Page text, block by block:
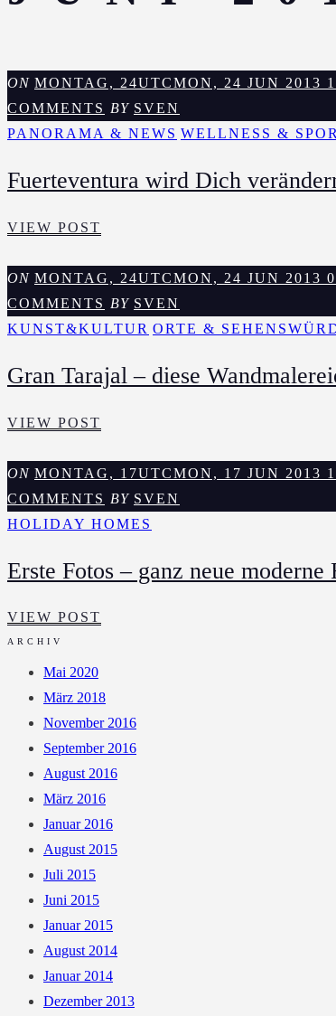
ON MONTAG, 24UTCMON, 24 JUN 2013
COMMENTS BY SVEN
PANORAMA & NEWS WELLNESS &
Fuerteventura wird Dich
VIEW POST
DICH
VERÄNDERN.
SO
SO.
ON MONTAG, 24UTCMON, 24 JUN 2013
COMMENTS BY SVEN
KUNST&KULTUR ORTE &
Gran Tarajal – diese
VIEW POST
–
DIESE
WANDMALEREIEN
DEN
NOCH
ON MONTAG, 17UTCMON, 17 JUN 2013
COMMENTS BY SVEN
HOLIDAY HOMES
Erste Fotos – ganz neue
VIEW POST
GANZ
NEUE
MODERNE
FINCA
MIT
POOL
IN
ARCHIV
Mai 2020
März 2018
November 2016
September 2016
August 2016
März 2016
Januar 2016
August 2015
Juli 2015
Juni 2015
Januar 2015
August 2014
Januar 2014
Dezember 2013